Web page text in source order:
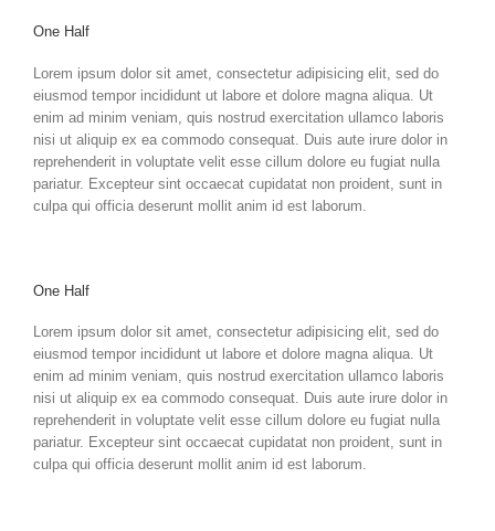
One Half
Lorem ipsum dolor sit amet, consectetur adipisicing elit, sed do
eiusmod tempor incididunt ut labore et dolore magna aliqua. Ut
enim ad minim veniam, quis nostrud exercitation ullamco laboris
nisi ut aliquip ex ea commodo consequat. Duis aute irure dolor in
reprehenderit in voluptate velit esse cillum dolore eu fugiat nulla
pariatur. Excepteur sint occaecat cupidatat non proident, sunt in
culpa qui officia deserunt mollit anim id est laborum.
One Half
Lorem ipsum dolor sit amet, consectetur adipisicing elit, sed do
eiusmod tempor incididunt ut labore et dolore magna aliqua. Ut
enim ad minim veniam, quis nostrud exercitation ullamco laboris
nisi ut aliquip ex ea commodo consequat. Duis aute irure dolor in
reprehenderit in voluptate velit esse cillum dolore eu fugiat nulla
pariatur. Excepteur sint occaecat cupidatat non proident, sunt in
culpa qui officia deserunt mollit anim id est laborum.